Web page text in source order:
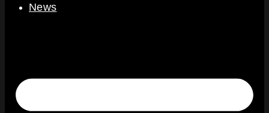
News